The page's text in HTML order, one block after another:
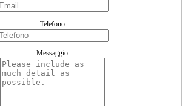
Telefono
Messaggio